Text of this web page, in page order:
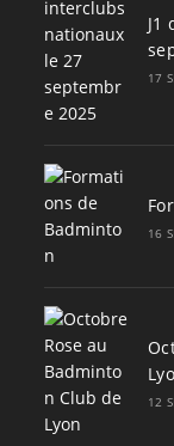
J1
17
16
12